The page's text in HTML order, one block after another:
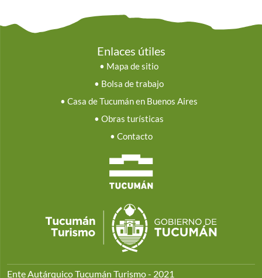
Enlaces útiles
• Mapa de sitio
• Bolsa de trabajo
• Casa de Tucumán en Buenos Aires
• Obras turísticas
• Contacto
Ente Autárquico Tucumán Turismo - 2021